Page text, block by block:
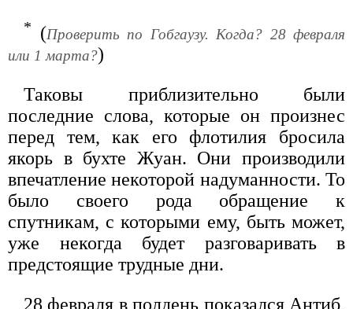
* (Проверить по Гобгаузу. Когда? 28 февраля
или 1 марта?)
Таковы приблизительно были
последние слова, которые он произнес
перед тем, как его флотилия бросила
якорь в бухте Жуан. Они производили
впечатление некоторой надуманности. То
было своего рода обращение к
спутникам, с которыми ему, быть может,
уже некогда будет разговаривать в
предстоящие трудные дни.
28 февраля в полдень показался Антиб,